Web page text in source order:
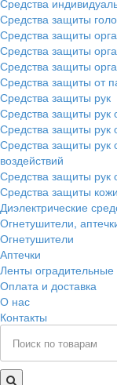
Средства
Средства защиты
Средства защиты
Средства защиты
Средства защиты
Средства защиты от
Средства защиты рук
Средства защиты рук
Средства защиты рук
Средства защиты рук
воздействий
Средства защиты рук
Средства защиты кожи
Диэлектрические
Огнетушители,
Огнетушители
Аптечки
Ленты оградительные
Оплата и доставка
О нас
Контакты